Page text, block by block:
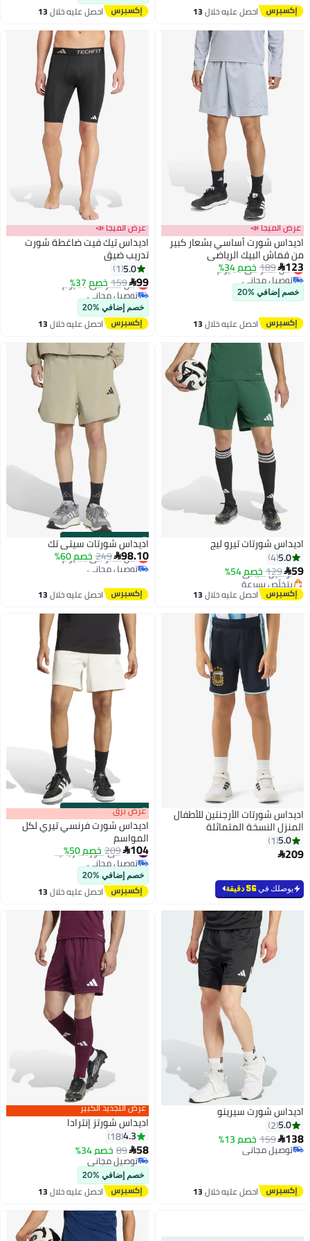
احصل عليه خلال13 احصل عليه خلال13
عرض الميجا 📣
اديداس شورت أساسي بشعار كبير
من قماش البيك الرياضي
123
189 خصم 34%
أقل سعر في 30 يوم
توصيل مجاني
أقل سعر في 30 يوم
خصم إضافي %20
احصل عليه خلال13
عرض الميجا 📣
اديداس تيك فيت ضاغطة شورت
تدريب ضيق
5.0
1
99
159 خصم 37%
أقل سعر في 30 يوم
توصيل مجاني
أقل سعر في 30 يوم
خصم إضافي %20
احصل عليه خلال13
4
اديداس شورتات تيرو ليج
5.0
4
59
129 خصم 54%
توصيل مجاني
بتخلّص بسرعة
توصيل مجانياحصل عليه خلال13
00m:00s
·باقي 100%
اديداس شورتات سيتي تك
98.10
249 خصم 60%أقل سعر في 30 يوم
توصيل مجاني
أقل سعر في 30 يوم
احصل عليه خلال13
اديداس شورتات الأرجنتين للأطفال
المنزل النسخة المتماثلة
5.0
1
209
يوصلك في56 دقيقة
00m:00s
·باقي 100% عرض برق
اديداس شورت فرنسي تيري لكل
المواسم
104
209 خصم 50% #47 في شورتات رجالية
توصيل مجاني
#47 في شورتات رجالية
خصم إضافي %20
احصل عليه خلال13
اديداس شورت سيرينو
5.0
2
138
159 خصم 13%
توصيل مجاني
توصيل مجاني
احصل عليه خلال13
6
عرض التجديد الكبير
اديداس شورتز إنترادا
4.3
18
58
89 خصم 34%
توصيل مجاني
توصيل مجاني
خصم إضافي %20
احصل عليه خلال13